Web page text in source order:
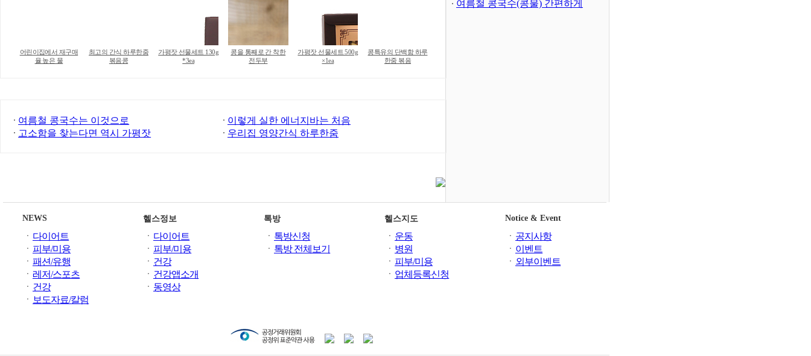
어린이집에서 재구매
율 높은 물
최고의 간식 하루한줌
볶음콩
가평잣 선물세트 130g
*3ea
콩을 통째로 간 착한
전두부
가평잣 선물세트 500g
×1ea
콩특유의 단백함 하루
한줌 볶음
여름철 콩국수는 이것으로
이렇게 실한 에너지바는 처음
고소함을 찾는다면 역시 가평잣
우리집 영양간식 하루한줌
여름철 콩국수(콩물) 간편하게
NEWS
ㆍ 다이어트
ㆍ 피부/미용
ㆍ 패션/유행
ㆍ 레저/스포츠
ㆍ 건강
ㆍ 보도자료/칼럼
헬스정보
ㆍ 다이어트
ㆍ 피부/미용
ㆍ 건강
ㆍ 건강앱소개
ㆍ 동영상
톡방
ㆍ 톡방신청
ㆍ 톡방 전체보기
헬스지도
ㆍ 운동
ㆍ 병원
ㆍ 피부/미용
ㆍ 업체등록신청
Notice & Event
ㆍ 공지사항
ㆍ 이벤트
ㆍ 외부이벤트